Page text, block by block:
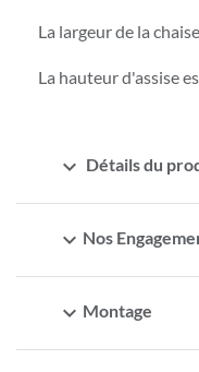
La largeur de la
La hauteur d'assise
expand_more Détails du
expand_more Nos
expand_more Montage